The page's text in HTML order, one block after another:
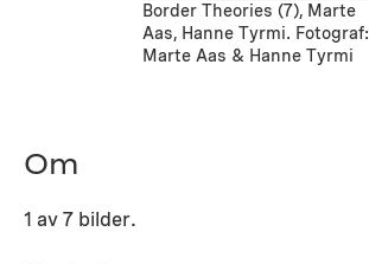
Border Theories (7), Marte
Aas, Hanne Tyrmi. Fotograf:
Marte Aas & Hanne Tyrmi
Om
1 av 7 bilder.